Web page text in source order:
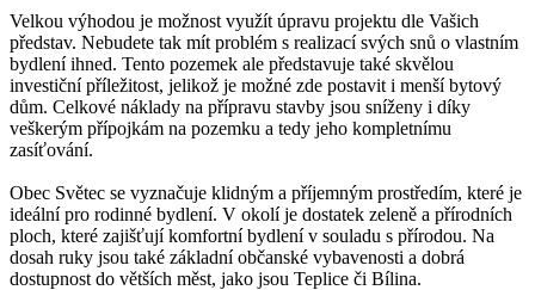
Velkou výhodou je možnost využít úpravu projektu dle Vašich
představ. Nebudete tak mít problém s realizací svých snů o vlastním
bydlení ihned. Tento pozemek ale představuje také skvělou
investiční příležitost, jelikož je možné zde postavit i menší bytový
dům. Celkové náklady na přípravu stavby jsou sníženy i díky
veškerým přípojkám na pozemku a tedy jeho kompletnímu
zasíťování.
Obec Světec se vyznačuje klidným a příjemným prostředím, které je
ideální pro rodinné bydlení. V okolí je dostatek zeleně a přírodních
ploch, které zajišťují komfortní bydlení v souladu s přírodou. Na
dosah ruky jsou také základní občanské vybavenosti a dobrá
dostupnost do větších měst, jako jsou Teplice či Bílina.